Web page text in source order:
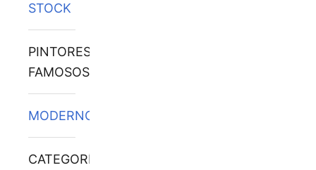
STOCK
PINTORES
FAMOSOS
MODERNOS
CATEGORÍAS